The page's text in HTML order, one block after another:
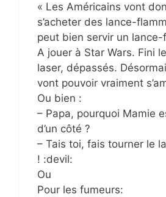
« Les Américains vont
s’acheter des lance-
peut bien servir un lance-
A jouer à Star Wars. Fini
laser, dépassés.
vont pouvoir vraiment
Ou bien :
– Papa, pourquoi Mamie
d’un côté ?
– Tais toi, fais tourner le
! :devil:
Ou
Pour les fumeurs: